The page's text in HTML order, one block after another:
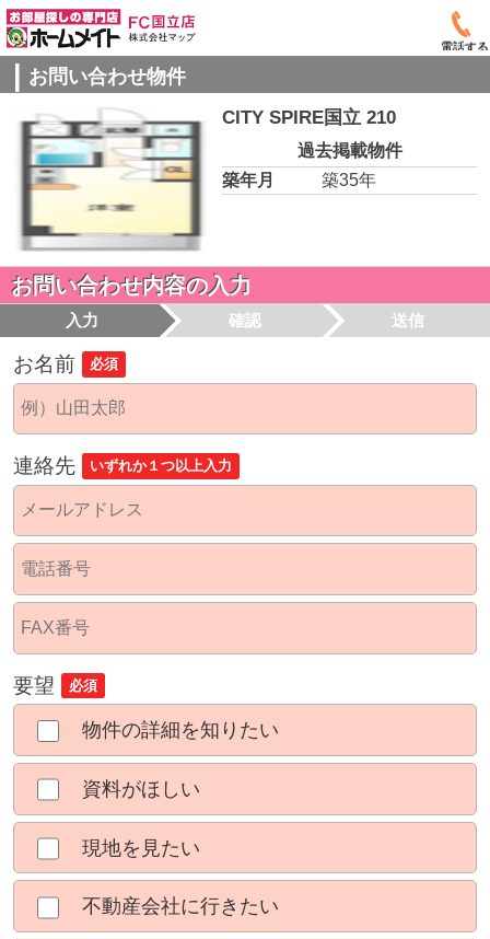
電話する
お問い合わせ物件
CITY SPIRE国立 210
過去掲載物件
築年月
築35年
お問い合わせ内容の入力
入力 確認 送信
お名前 必須
連絡先 いずれか１つ以上入力
要望 必須
物件の詳細を知りたい
資料がほしい
現地を見たい
不動産会社に行きたい